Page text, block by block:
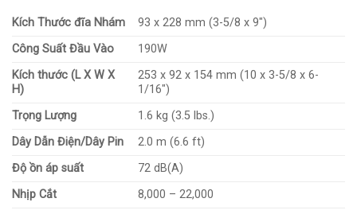
Kích Thước đĩa Nhám
93 x 228 mm (3-5/8 x 9″)
Công Suất Đầu Vào
190W
Kích thước (L X W X
H)
253 x 92 x 154 mm (10 x 3-5/8 x 6-
1/16″)
Trọng Lượng
1.6 kg (3.5 lbs.)
Dây Dẫn Điện/Dây Pin
2.0 m (6.6 ft)
Độ ồn áp suất
72 dB(A)
Nhịp Cắt
8,000 – 22,000